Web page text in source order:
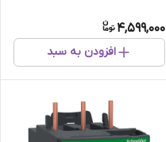
4,599,000
افزودن به سبد